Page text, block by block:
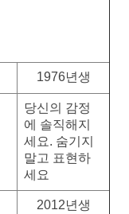
1976년생
당신의 감정
에 솔직해지
세요. 숨기지
말고 표현하
세요
2012년생